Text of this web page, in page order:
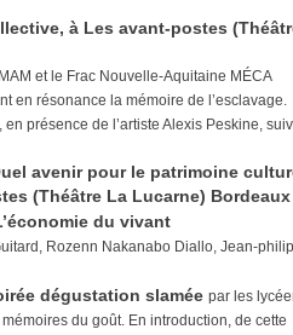
à Les avant-postes
et le Frac Nouvelle-Aquitaine MÉCA
en résonance la mémoire de l’esclavage.
, en présence de l’artiste Alexis Peskine,
avenir pour le patrimoine
(Théâtre La Lucarne) Bordeaux
du vivant
Rozenn Nakanabo Diallo, Jean-
dégustation slamée par les
du goût. En introduction, de cette